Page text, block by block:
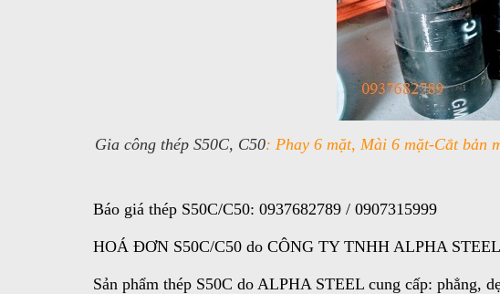
Gia công thép S50C, C50: Phay 6 mặt, Mài 6 mặt-Cắt bản
Báo giá thép S50C/C50: 0937682789 / 0907315999
HOÁ ĐƠN S50C/C50 do CÔNG TY TNHH ALPHA
Sản phẩm thép S50C do ALPHA STEEL cung cấp: phẳng,